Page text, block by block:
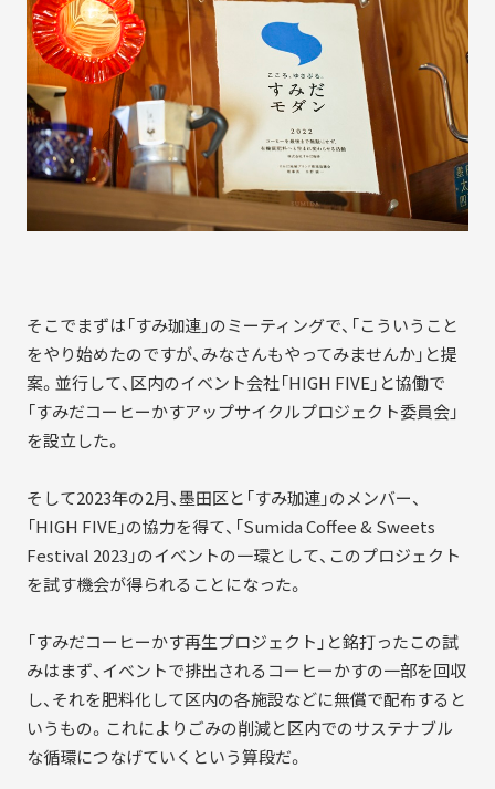
そこでまずは「すみ珈連」のミーティングで、「こういうこと
をやり始めたのですが、みなさんもやってみませんか」と提
案。並行して、区内のイベント会社「HIGH FIVE」と協働で
「すみだコーヒーかすアップサイクルプロジェクト委員会」
を設立した。
そして2023年の2月、墨田区と「すみ珈連」のメンバー、
「HIGH FIVE」の協力を得て、「Sumida Coffee & Sweets
Festival 2023」のイベントの一環として、このプロジェクト
を試す機会が得られることになった。
「すみだコーヒーかす再生プロジェクト」と銘打ったこの試
みはまず、イベントで排出されるコーヒーかすの一部を回収
し、それを肥料化して区内の各施設などに無償で配布すると
いうもの。これによりごみの削減と区内でのサステナブル
な循環につなげていくという算段だ。